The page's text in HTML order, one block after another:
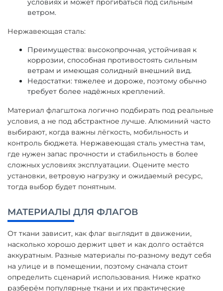
условиях и может прогибаться под сильным
ветром.
Нержавеющая сталь:
Преимущества: высокопрочная, устойчивая к
коррозии, способная противостоять сильным
ветрам и имеющая солидный внешний вид.
Недостатки: тяжелее и дороже, поэтому обычно
требует более надёжных креплений.
Материал флагштока логично подбирать под реальные
условия, а не под абстрактное лучше. Алюминий часто
выбирают, когда важны лёгкость, мобильность и
контроль бюджета. Нержавеющая сталь уместна там,
где нужен запас прочности и стабильность в более
сложных условиях эксплуатации. Оцените место
установки, ветровую нагрузку и ожидаемый ресурс,
тогда выбор будет понятным.
МАТЕРИАЛЫ ДЛЯ ФЛАГОВ
От ткани зависит, как флаг выглядит в движении,
насколько хорошо держит цвет и как долго остаётся
аккуратным. Разные материалы по-разному ведут себя
на улице и в помещении, поэтому сначала стоит
определить сценарий использования. Ниже кратко
разберём популярные ткани и их практические